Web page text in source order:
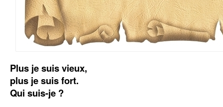
Plus je suis vieux,
plus je suis fort.
Qui suis-je ?